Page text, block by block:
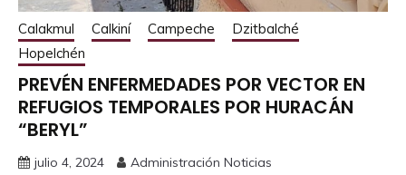
Calakmul Calkiní Campeche
Dzitbalché
Hopelchén
PREVÉN ENFERMEDADES POR VECTOR EN
REFUGIOS TEMPORALES POR HURACÁN
“BERYL”
julio 4, 2024 Administración Noticias